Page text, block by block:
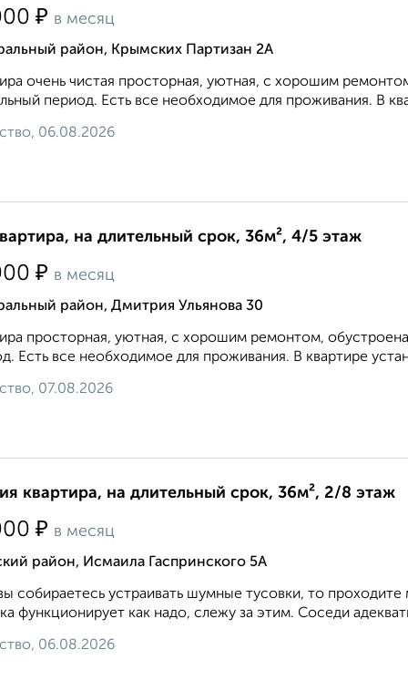
₽ в месяц
район, Крымских Партизан 2А
очень чистая просторная, уютная, с хорошим
период. Есть все необходимое для проживания. В
06.08.2026
на длительный срок, 36м², 4/5 этаж
₽ в месяц
район, Дмитрия Ульянова 30
просторная, уютная, с хорошим ремонтом,
Есть все необходимое для проживания. В квартире
07.08.2026
квартира, на длительный срок, 36м², 2/8 этаж
₽ в месяц
район, Исмаила Гаспринского 5А
собираетесь устраивать шумные тусовки, то
функционирует как надо, слежу за этим. Соседи
06.08.2026